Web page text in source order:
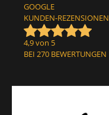
GOOGLE
KUNDEN-REZENSIONEN
4,9 von 5
BEI 270 BEWERTUNGEN